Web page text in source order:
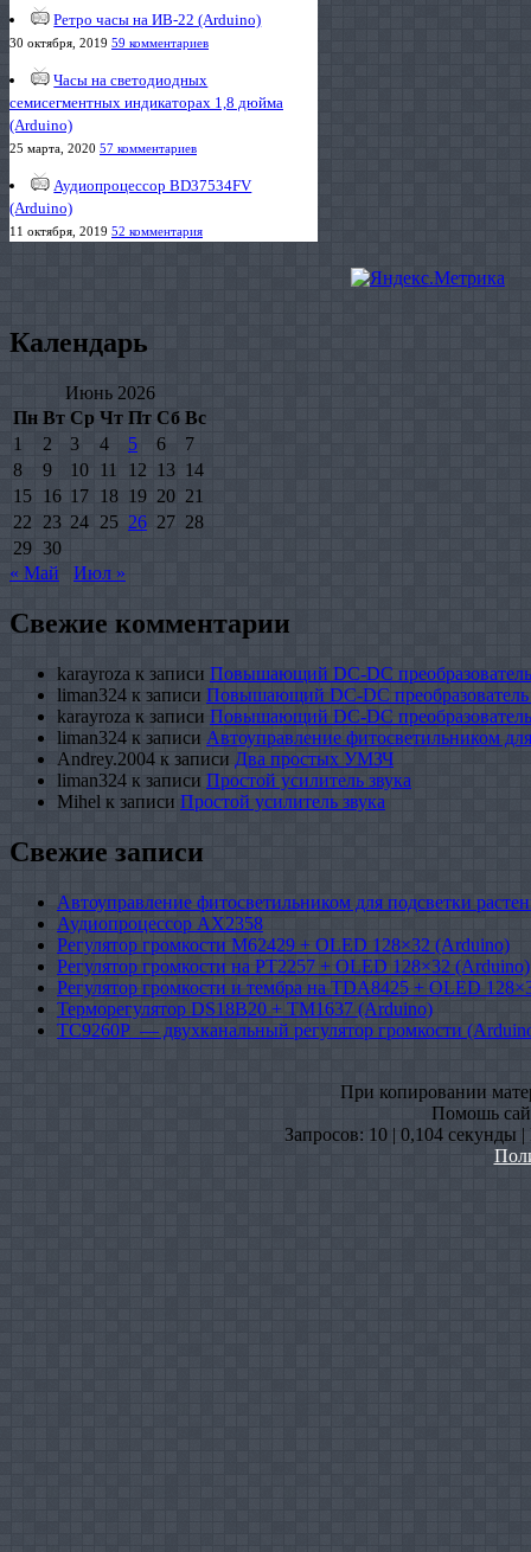
Ретро часы на ИВ-22 (Arduino)
30 октября, 2019 59 комментариев
Часы на светодиодных
семисегментных индикаторах 1,8 дюйма
(Arduino)
25 марта, 2020 57 комментариев
Аудиопроцессор BD37534FV
(Arduino)
11 октября, 2019 52 комментария
Календарь
Июнь 2026
Пн Вт Ср Чт Пт Сб Вс
1
2 3 4 5 6
7
8
9 10 11 12 13 14
15 16 17 18 19 20 21
22
23 24 25 26 27 28
29 30
« Май
Июл »
Свежие комментарии
karayroza к записи Повышающий DC-DC
liman324 к записи Повышающий DC-DC
karayroza к записи Повышающий DC-DC
liman324 к записи Автоуправление фитосветильником
Andrey.2004 к записи Два простых УМЗЧ
liman324 к записи Простой усилитель звука
Mihel к записи Простой усилитель звука
Свежие записи
Автоуправление фитосветильником для подсветки
Аудиопроцессор AX2358
Регулятор громкости M62429 + OLED 128×32 (Arduino)
Регулятор громкости на PT2257 + OLED 128×32 (Arduino)
Регулятор громкости и тембра на TDA8425 + OLED
Терморегулятор DS18B20 + TM1637 (Arduino)
TC9260P — двухканальный регулятор громкости
При копировании
Помошь
Запросов: 10 | 0,104 секунды